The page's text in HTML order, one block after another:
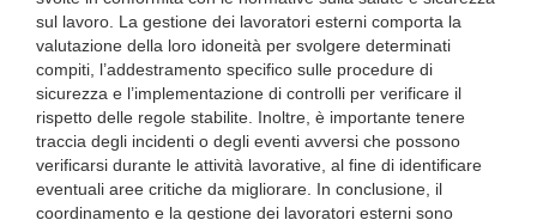
sul lavoro. La gestione dei lavoratori esterni comporta la
valutazione della loro idoneità per svolgere determinati
compiti, l’addestramento specifico sulle procedure di
sicurezza e l’implementazione di controlli per verificare il
rispetto delle regole stabilite. Inoltre, è importante tenere
traccia degli incidenti o degli eventi avversi che possono
verificarsi durante le attività lavorative, al fine di identificare
eventuali aree critiche da migliorare. In conclusione, il
coordinamento e la gestione dei lavoratori esterni sono